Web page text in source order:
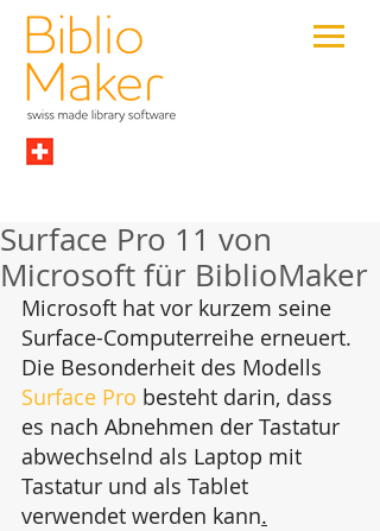
Surface Pro 11 von
Microsoft für BiblioMaker
Microsoft hat vor kurzem seine
Surface-Computerreihe erneuert.
Die Besonderheit des Modells
Surface Pro besteht darin, dass
es nach Abnehmen der Tastatur
abwechselnd als Laptop mit
Tastatur und als Tablet
verwendet werden kann.